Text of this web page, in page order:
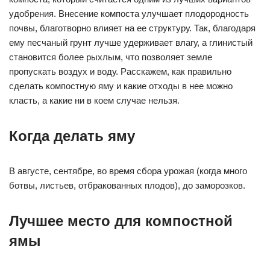
удобрения. Внесение компоста улучшает плодородность
почвы, благотворно влияет на ее структуру. Так, благодаря
ему песчаный грунт лучше удерживает влагу, а глинистый
становится более рыхлым, что позволяет земле
пропускать воздух и воду. Расскажем, как правильно
сделать компостную яму и какие отходы в нее можно
класть, а какие ни в коем случае нельзя.
Когда делать яму
В августе, сентябре, во время сбора урожая (когда много
ботвы, листьев, отбракованных плодов), до заморозков.
Лучшее место для компостной
ямы